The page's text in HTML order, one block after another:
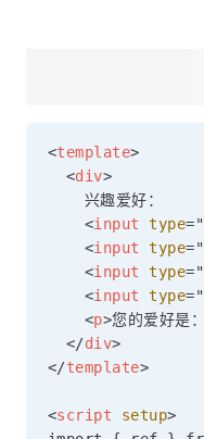
<template>
<div>
    兴趣爱好：
<input type="
<input type="
<input type="
<input type="
<p>您的爱好
</div>
</template>
<script setup>